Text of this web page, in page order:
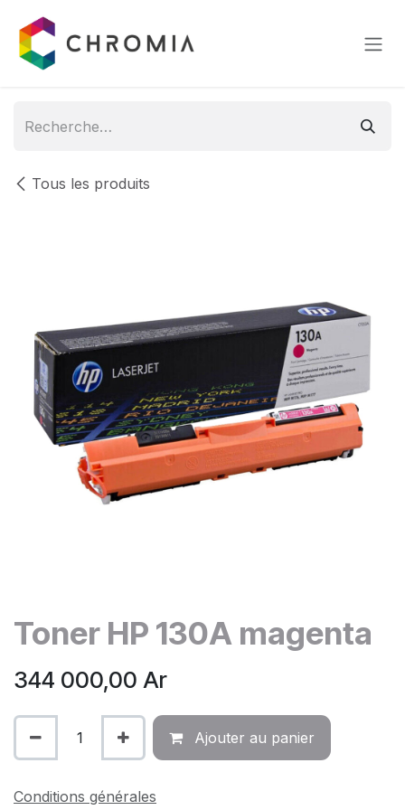
Tous les produits
Toner HP 130A magenta
344 000,00 Ar
Ajouter au panier
Conditions générales